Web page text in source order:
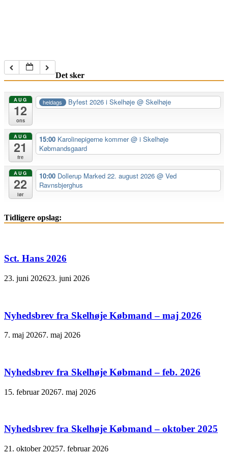
Det sker
AUG
12
ons
heldags Byfest 2026 i Skelhøje@ Skelhøje
AUG
21
fre
15:00 Karolinepigerne kommer@ i Skelhøje
Købmandsgaard
AUG
22
lør
10:00 Dollerup Marked 22. august 2026 @ Ved
Ravnsbjerghus
Tidligere opslag:
Sct. Hans 2026
23. juni 202623. juni 2026
Nyhedsbrev fra Skelhøje Købmand – maj 2026
7. maj 20267. maj 2026
Nyhedsbrev fra Skelhøje Købmand – feb. 2026
15. februar 20267. maj 2026
Nyhedsbrev fra Skelhøje Købmand – oktober 2025
21. oktober 20257. februar 2026